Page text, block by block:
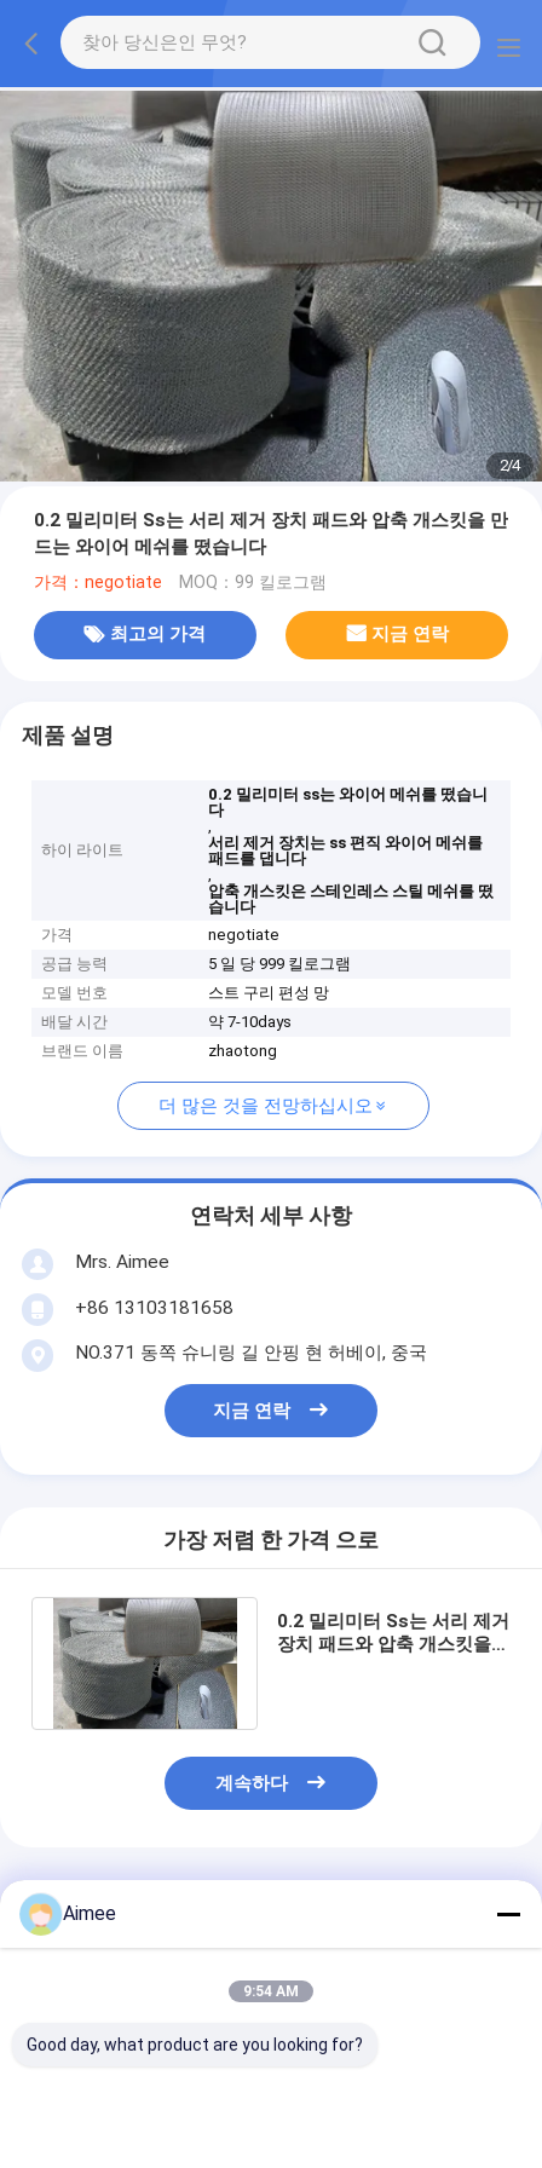
2/4
0.2 밀리미터 Ss는 서리 제거 장치 패드와 압축 개스킷을 만
드는 와이어 메쉬를 떴습니다
가격：negotiate MOQ：99 킬로그램
최고의 가격 지금 연락
제품 설명
하이 라이트
0.2 밀리미터 ss는 와이어 메쉬를 떴습니
다
,
서리 제거 장치는 ss 편직 와이어 메쉬를
패드를 댑니다
,
압축 개스킷은 스테인레스 스틸 메쉬를 떴
습니다
가격
negotiate
공급 능력
5 일 당 999 킬로그램
모델 번호
스트 구리 편성 망
배달 시간
약 7-10days
브랜드 이름
zhaotong
더 많은 것을 전망하십시오
연락처 세부 사항
Mrs. Aimee
+86 13103181658
NO.371 동쪽 슈니링 길 안핑 현 허베이, 중국
지금 연락
가장 저렴 한 가격 으로
0.2 밀리미터 Ss는 서리 제거
장치 패드와 압축 개스킷을
계속하다
추천된 제품
Aimee
9:54 AM
Good day, what product are you looking for?